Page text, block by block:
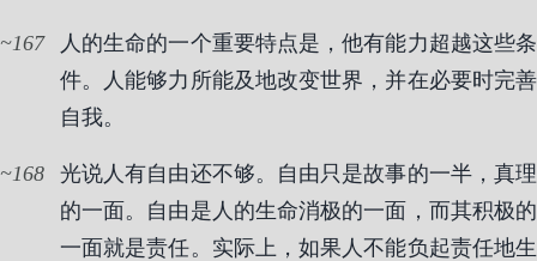
167
人的生命的一个重要特点是，他有能力超越这些条
件。人能够力所能及地改变世界，并在必要时完善
自我。
168
光说人有自由还不够。自由只是故事的一半，真理
的一面。自由是人的生命消极的一面，而其积极的
一面就是责任。实际上，如果人不能负起责任地生